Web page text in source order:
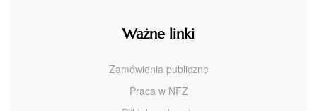
Ważne linki
Zamówienia publiczne
Praca w NFZ